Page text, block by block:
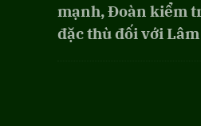
mạnh, Đoàn kiểm
đặc thù đối với